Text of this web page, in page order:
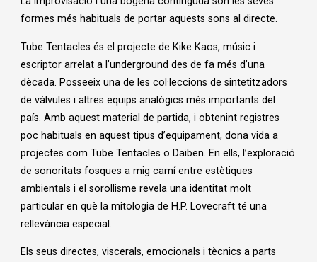
formes més habituals de portar aquests sons al directe.
Tube Tentacles és el projecte de Kike Kaos, músic i
escriptor arrelat a l’underground des de fa més d’una
dècada. Posseeix una de les col·leccions de sintetitzadors
de vàlvules i altres equips analògics més importants del
país. Amb aquest material de partida, i obtenint registres
poc habituals en aquest tipus d’equipament, dona vida a
projectes com Tube Tentacles o Daiben. En ells, l’exploració
de sonoritats fosques a mig camí entre estètiques
ambientals i el sorollisme revela una identitat molt
particular en què la mitologia de H.P. Lovecraft té una
rellevància especial.
Els seus directes, viscerals, emocionals i tècnics a parts